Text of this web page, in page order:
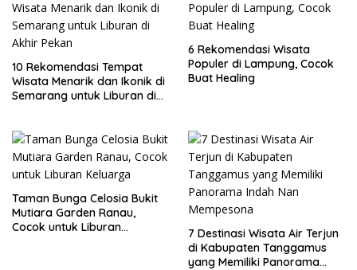
10 Rekomendasi Tempat
Wisata Menarik dan Ikonik di
Semarang untuk Liburan di
6 Rekomendasi Wisata
Populer di Lampung, Cocok
Buat Healing
Taman Bunga Celosia Bukit
Mutiara Garden Ranau,
Cocok untuk Liburan
7 Destinasi Wisata Air Terjun
di Kabupaten Tanggamus
yang Memiliki Panorama